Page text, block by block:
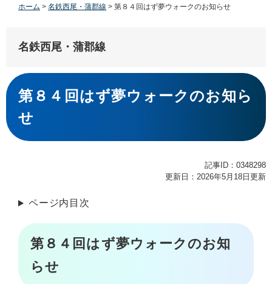
ホーム > 名鉄西尾・蒲郡線 > 第８４回はず夢ウォークのお知らせ
名鉄西尾・蒲郡線
本
文
第８４回はず夢ウォークのお知ら
せ
記事ID：0348298
更新日：2026年5月18日更新
ページ内目次
第８４回はず夢ウォークのお知
らせ